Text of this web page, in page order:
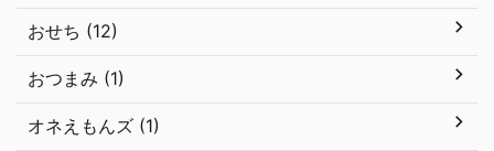
おせち (12)
おつまみ (1)
オネえもんズ (1)